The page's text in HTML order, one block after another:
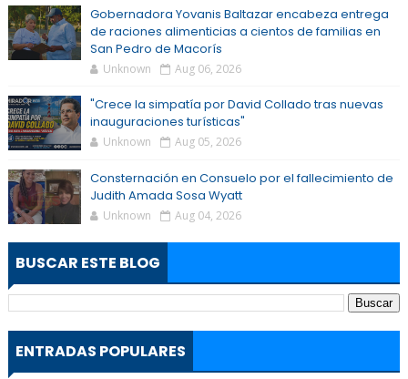
Gobernadora Yovanis Baltazar encabeza entrega
de raciones alimenticias a cientos de familias en
San Pedro de Macorís
Unknown Aug 06, 2026
"Crece la simpatía por David Collado tras nuevas
inauguraciones turísticas"
Unknown Aug 05, 2026
Consternación en Consuelo por el fallecimiento de
Judith Amada Sosa Wyatt
Unknown Aug 04, 2026
BUSCAR ESTE BLOG
ENTRADAS POPULARES